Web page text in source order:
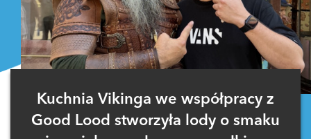
Kuchnia Vikinga we współpracy z
Good Lood stworzyła lody o smaku